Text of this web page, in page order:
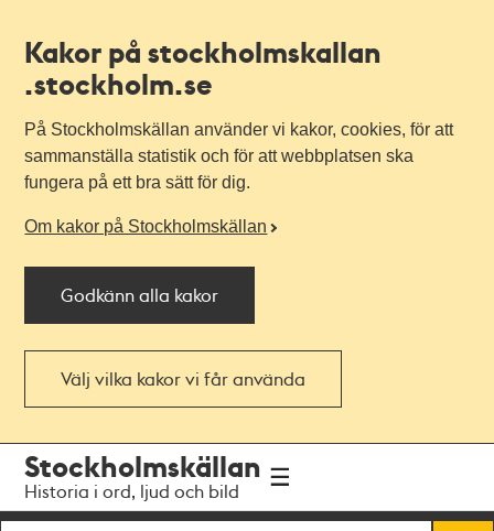
Kakor på stockholmskallan
.stockholm.se
På Stockholmskällan använder vi kakor, cookies, för att
sammanställa statistik och för att webbplatsen ska
fungera på ett bra sätt för dig.
Om kakor på Stockholmskällan
Godkänn alla kakor
Välj vilka kakor vi får använda
navigationen
huvudinnehållet
Stockholmskällan
Historia i ord, ljud och bild